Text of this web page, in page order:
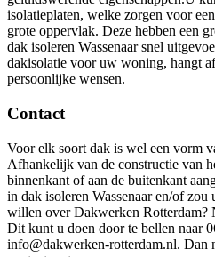
isolatieplaten, welke zorgen voor
grote oppervlak. Deze hebben een
dak isoleren Wassenaar snel
dakisolatie voor uw woning, hangt
persoonlijke wensen.
Contact
Voor elk soort dak is wel een vorm
Afhankelijk van de constructie van
binnenkant of aan de buitenkant
in dak isoleren Wassenaar en/of
willen over Dakwerken Rotterdam?
Dit kunt u doen door te bellen naar
info@dakwerken-rotterdam.nl. Dan